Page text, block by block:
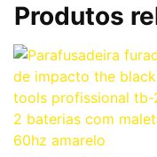
Produtos